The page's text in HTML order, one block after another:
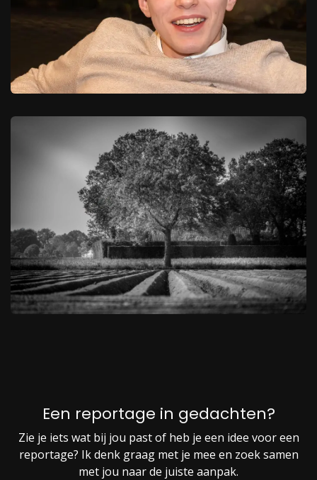
Een reportage in gedachten?
Zie je iets wat bij jou past of heb je een idee voor een
reportage? Ik denk graag met je mee en zoek samen
met jou naar de juiste aanpak.